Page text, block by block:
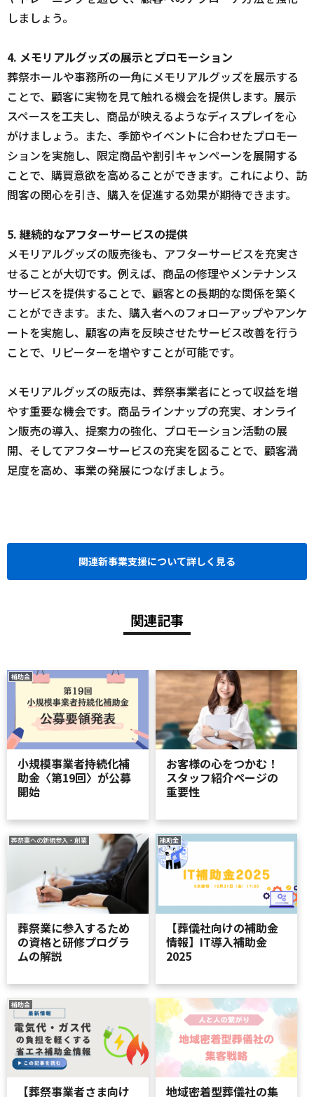
しましょう。
4. メモリアルグッズの展示とプロモーション
葬祭ホールや事務所の一角にメモリアルグッズを展示する
ことで、顧客に実物を見て触れる機会を提供します。展示
スペースを工夫し、商品が映えるようなディスプレイを心
がけましょう。また、季節やイベントに合わせたプロモー
ションを実施し、限定商品や割引キャンペーンを展開する
ことで、購買意欲を高めることができます。これにより、訪
問客の関心を引き、購入を促進する効果が期待できます。
5. 継続的なアフターサービスの提供
メモリアルグッズの販売後も、アフターサービスを充実さ
せることが大切です。例えば、商品の修理やメンテナンス
サービスを提供することで、顧客との長期的な関係を築く
ことができます。また、購入者へのフォローアップやアンケ
ートを実施し、顧客の声を反映させたサービス改善を行う
ことで、リピーターを増やすことが可能です。
メモリアルグッズの販売は、葬祭事業者にとって収益を増
やす重要な機会です。商品ラインナップの充実、オンライ
ン販売の導入、提案力の強化、プロモーション活動の展
開、そしてアフターサービスの充実を図ることで、顧客満
足度を高め、事業の発展につなげましょう。
関連新事業支援について詳しく見る
関連記事
補助金
小規模事業者持続化補
助金〈第19回〉が公募
開始
お客様の心をつかむ！
スタッフ紹介ページの
重要性
葬祭業への新規参入・創業
葬祭業に参入するため
の資格と研修プログラ
ムの解説
補助金
【葬儀社向けの補助金
情報】IT導入補助金
2025
補助金
【葬祭事業者さま向け 地域密着型葬儀社の集